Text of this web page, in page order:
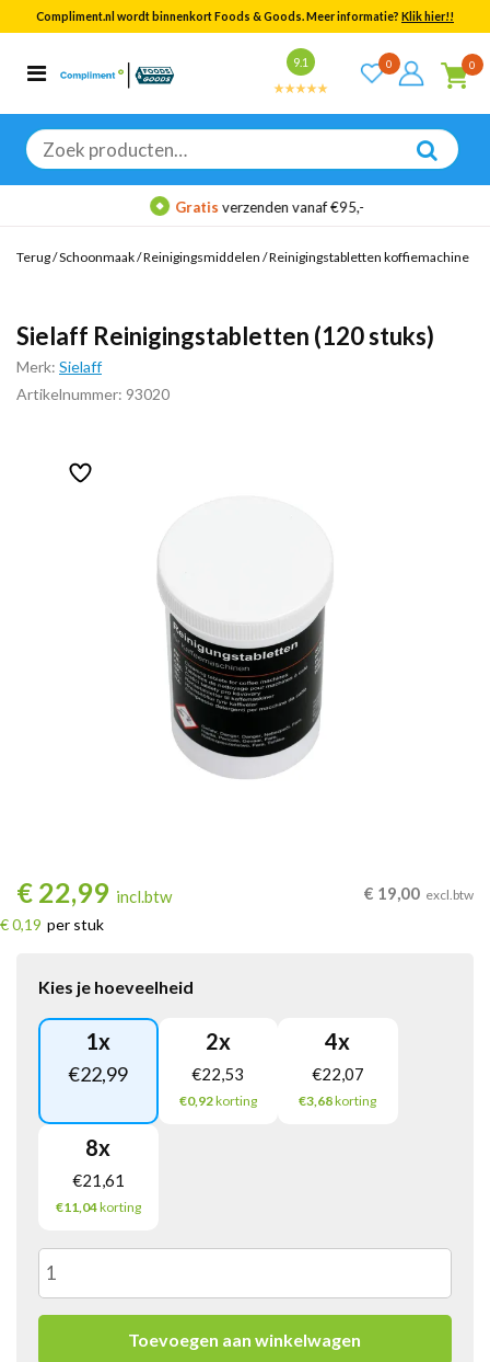
Compliment.nl wordt binnenkort Foods & Goods. Meer informatie? Klik hier!!
9.1 0 0
Zoeken
naar:
Categorieën
Bekijk alle resultaten
Gratisverzenden vanaf €95,-
Terug/Schoonmaak/Reinigingsmiddelen /Reinigingstabletten koffiemachine
Sielaff Reinigingstabletten (120 stuks)
Merk: Sielaff
Artikelnummer: 93020
€ 22,99 incl.btw
€ 0,19 per stuk
€ 19,00 excl.btw
Kies je hoeveelheid
1x
€22,99
2x
€22,53
€0,92korting
4x
€22,07
€3,68korting
8x
€21,61
€11,04korting
Sielaff
Reinigingstabletten
Toevoegen aan winkelwagen